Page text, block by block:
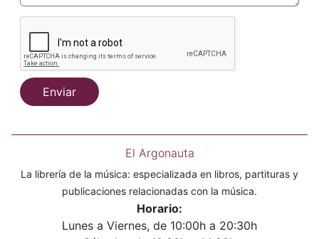
Enviar
El Argonauta
La librería de la música: especializada en libros, partituras y
publicaciones relacionadas con la música.
Horario:
Lunes a Viernes, de 10:00h a 20:30h